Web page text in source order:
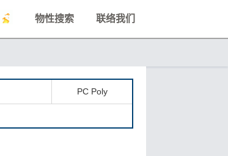
物性搜索 联络我们
PC Poly